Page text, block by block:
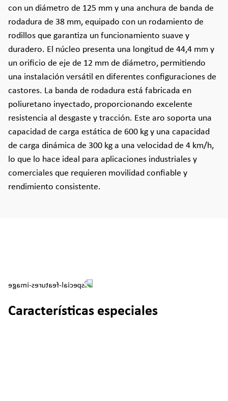
con un diámetro de 125 mm y una anchura de banda de
rodadura de 38 mm, equipado con un rodamiento de
rodillos que garantiza un funcionamiento suave y
duradero. El núcleo presenta una longitud de 44,4 mm y
un orificio de eje de 12 mm de diámetro, permitiendo
una instalación versátil en diferentes configuraciones de
castores. La banda de rodadura está fabricada en
poliuretano inyectado, proporcionando excelente
resistencia al desgaste y tracción. Este aro soporta una
capacidad de carga estática de 600 kg y una capacidad
de carga dinámica de 300 kg a una velocidad de 4 km/h,
lo que lo hace ideal para aplicaciones industriales y
comerciales que requieren movilidad confiable y
rendimiento consistente.
Características especiales